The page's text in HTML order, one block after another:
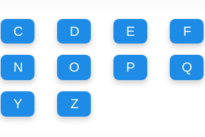
C D E F
N O P Q
Y Z